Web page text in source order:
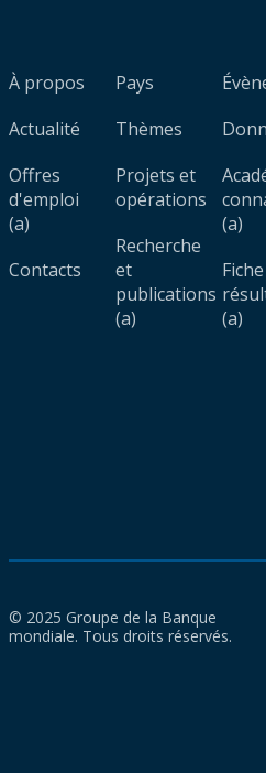
À propos
Actualité
Offres
d'emploi
(a)
Contacts
Pays
Thèmes
Projets et
opérations
Recherche
et
publications
(a)
(a)
(a)
© 2025 Groupe de la Banque
mondiale. Tous droits réservés.